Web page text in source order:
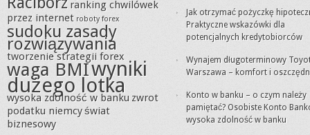
ranking chwilówek
przez internet roboty forex
sudoku zasady
rozwiązywania
tworzenie strategii forex
waga BMIwyniki
dużego lotka
wysoka zdolność w banku zwrot
podatku niemcyświat
biznesowy
Jak otrzymać pożyczkę
Praktyczne wskazówki dla
potencjalnych kredytobiorców
Wynajem długoterminowy
Warszawa – komfort i
Konto w banku – o czym należy
pamiętać? Osobiste Konto
wysoka zdolność w banku